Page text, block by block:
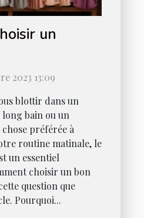
un
2023 13:09
blottir dans un
bain ou un
préférée à
routine matinale, le
un essentiel
choisir un bon
question que
Pourquoi...